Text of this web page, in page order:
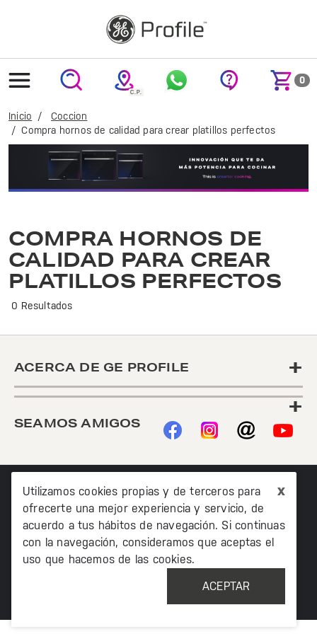
0
x
Utilizamos cookies propias y de terceros para
ofrecerte una mejor experiencia y servicio, de
acuerdo a tus hábitos de navegación. Si continuas
con la navegación, consideramos que aceptas el
uso que hacemos de las cookies.
ACEPTAR
Inicio
Coccion
Compra hornos de calidad para crear platillos perfectos
COMPRA HORNOS DE
CALIDAD PARA CREAR
PLATILLOS PERFECTOS
0 Resultados
ACERCA DE GE PROFILE
+
+
SEAMOS AMIGOS
©2020 TODOS LOS DERECHOS RESERVADOS MABE
MÉXICO AV. PASEO DE LAS PALMAS 215 PISO 7, COL. LOMAS